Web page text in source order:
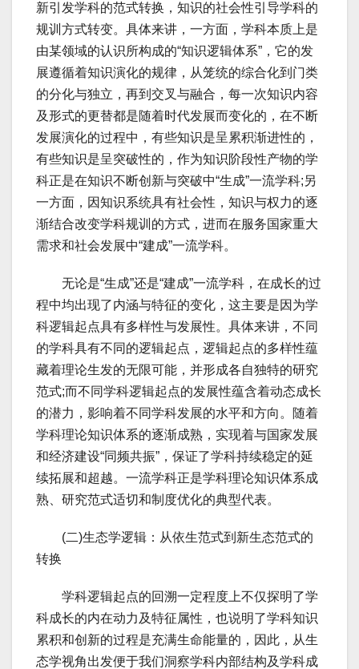
新引发学科的范式转换，知识的社会性引导学科的
规训方式转变。具体来讲，一方面，学科本质上是
由某领域的认识所构成的“知识逻辑体系”，它的发
展遵循着知识演化的规律，从笼统的综合化到门类
的分化与独立，再到交叉与融合，每一次知识内容
及形式的更替都是随着时代发展而变化的，在不断
发展演化的过程中，有些知识是呈累积渐进性的，
有些知识是呈突破性的，作为知识阶段性产物的学
科正是在知识不断创新与突破中“生成”一流学科;另
一方面，因知识系统具有社会性，知识与权力的逐
渐结合改变学科规训的方式，进而在服务国家重大
需求和社会发展中“建成”一流学科。
无论是“生成”还是“建成”一流学科，在成长的过
程中均出现了内涵与特征的变化，这主要是因为学
科逻辑起点具有多样性与发展性。具体来讲，不同
的学科具有不同的逻辑起点，逻辑起点的多样性蕴
藏着理论生发的无限可能，并形成各自独特的研究
范式;而不同学科逻辑起点的发展性蕴含着动态成长
的潜力，影响着不同学科发展的水平和方向。随着
学科理论知识体系的逐渐成熟，实现着与国家发展
和经济建设“同频共振”，保证了学科持续稳定的延
续拓展和超越。一流学科正是学科理论知识体系成
熟、研究范式适切和制度优化的典型代表。
(二)生态学逻辑：从依生范式到新生态范式的
转换
学科逻辑起点的回溯一定程度上不仅探明了学
科成长的内在动力及特征属性，也说明了学科知识
累积和创新的过程是充满生命能量的，因此，从生
态学视角出发便于我们洞察学科内部结构及学科成